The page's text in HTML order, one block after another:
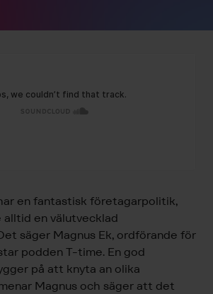
en fantastisk företagarpolitik,
alltid en välutvecklad
säger Magnus Ek, ordförande för
podden T-time. En god
på att knyta an olika
Magnus och säger att det